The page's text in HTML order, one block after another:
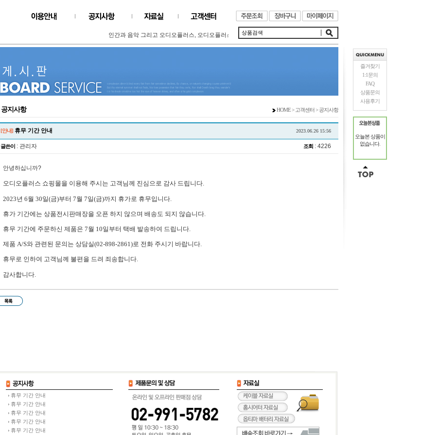
인간과 음악 그리고 오디오플러스, 오디오플러스 케이블은 음악에 대한 열정으로 제작되었습니다.
즐겨찾기
1:1문의
FAQ
상품문의
사용후기
오늘본 상품이
없습니다.
공지사항 HOME > 고객센터 > 공지사항
[안내] 휴무 기간 안내 2023.06.26 15:56
글쓴이 : 관리자 조회 : 4226
안녕하십니까?
오디오플러스 쇼핑몰을 이용해 주시는 고객님께 진심으로 감사 드립니다.
2023년 6월 30일(금)부터 7월 7일(금)까지 휴가로 휴무입니다.
휴가 기간에는 상품전시판매장을 오픈 하지 않으며 배송도 되지 않습니다.
휴무 기간에 주문하신 제품은 7월 10일부터 택배 발송하여 드립니다.
제품 A/S와 관련된 문의는 상담실(02-898-2861)로 전화 주시기 바랍니다.
휴무로 인하여 고객님께 불편을 드려 죄송합니다.
감사합니다.
휴무 기간 안내
휴무 기간 안내
휴무 기간 안내
휴무 기간 안내
휴무 기간 안내